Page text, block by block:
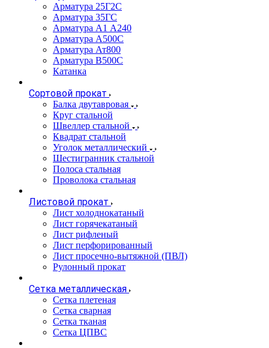
Арматура 25Г2С
Арматура 35ГС
Арматура А1 А240
Арматура А500С
Арматура Ат800
Арматура В500С
Катанка
Сортовой прокат
Балка двутавровая
Круг стальной
Швеллер стальной
Квадрат стальной
Уголок металлический
Шестигранник стальной
Полоса стальная
Проволока стальная
Листовой прокат
Лист холоднокатаный
Лист горячекатаный
Лист рифленый
Лист перфорированный
Лист просечно-вытяжной (ПВЛ)
Рулонный прокат
Сетка металлическая
Сетка плетеная
Сетка сварная
Сетка тканая
Сетка ЦПВС